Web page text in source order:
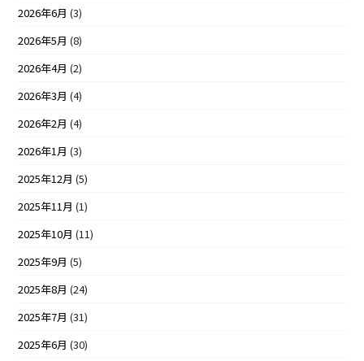
2026年6月 (3)
2026年5月 (8)
2026年4月 (2)
2026年3月 (4)
2026年2月 (4)
2026年1月 (3)
2025年12月 (5)
2025年11月 (1)
2025年10月 (11)
2025年9月 (5)
2025年8月 (24)
2025年7月 (31)
2025年6月 (30)